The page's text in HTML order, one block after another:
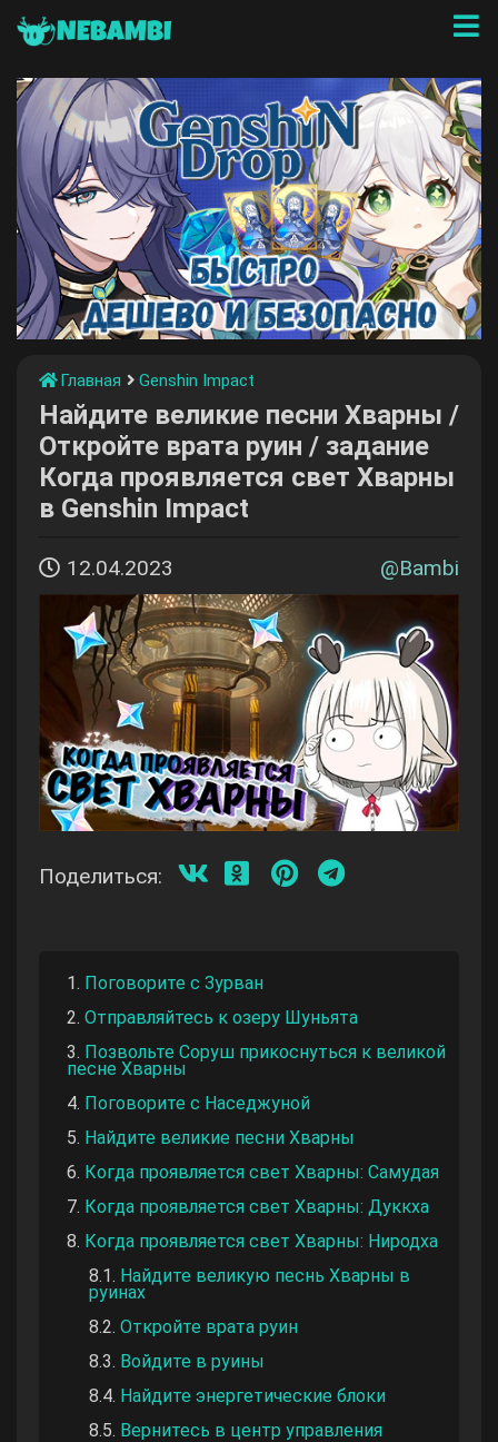
NEBAMBI
Главная Genshin Impact
Найдите великие песни Хварны /
Откройте врата руин / задание
Когда проявляется свет Хварны
в Genshin Impact
12.04.2023 @Bambi
Поделиться:
Поговорите с Зурван
Отправляйтесь к озеру Шуньята
Позвольте Соруш прикоснуться к великой
песне Хварны
Поговорите с Наседжуной
Найдите великие песни Хварны
Когда проявляется свет Хварны: Самудая
Когда проявляется свет Хварны: Дуккха
Когда проявляется свет Хварны: Ниродха
Найдите великую песнь Хварны в
руинах
Откройте врата руин
Войдите в руины
Найдите энергетические блоки
Вернитесь в центр управления